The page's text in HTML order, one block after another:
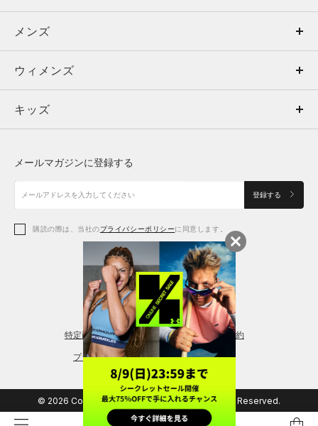
メンズ
ウィメンズ
キッズ
アクセサリー
メンズ
トップス
ボトムス
アクセサリー
ウィメンズ
トップス
シューズ
アクセサリー
レギンス＆タイツ
キッズ
シューズ
メールマガジンに登録する
登録する
購読の際は、当社のプライバシーポリシーに同意します。
特定商取引法に基づく通販の表記 会員規約
プライバシーポリシー
© 2026 Copyright DOME Corporation. All Rights Reserved.